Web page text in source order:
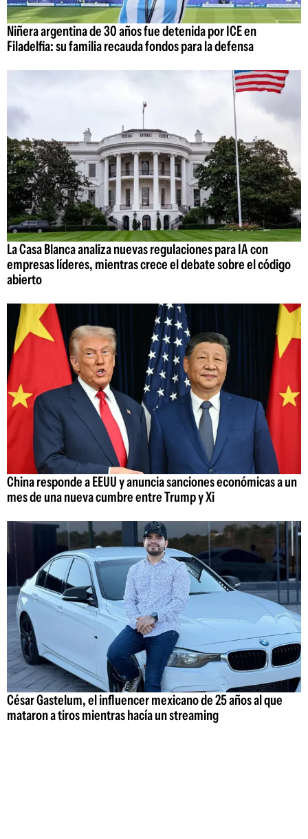
Niñera argentina de 30 años fue detenida por ICE en
Filadelfia: su familia recauda fondos para la defensa
La Casa Blanca analiza nuevas regulaciones para IA con
empresas líderes, mientras crece el debate sobre el código
abierto
China responde a EEUU y anuncia sanciones económicas a un
mes de una nueva cumbre entre Trump y Xi
César Gastelum, el influencer mexicano de 25 años al que
mataron a tiros mientras hacía un streaming